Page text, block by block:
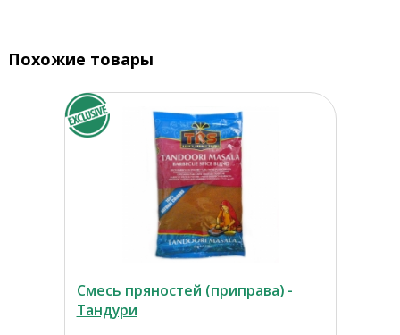
Похожие товары
Смесь пряностей (приправа) -
Тандури